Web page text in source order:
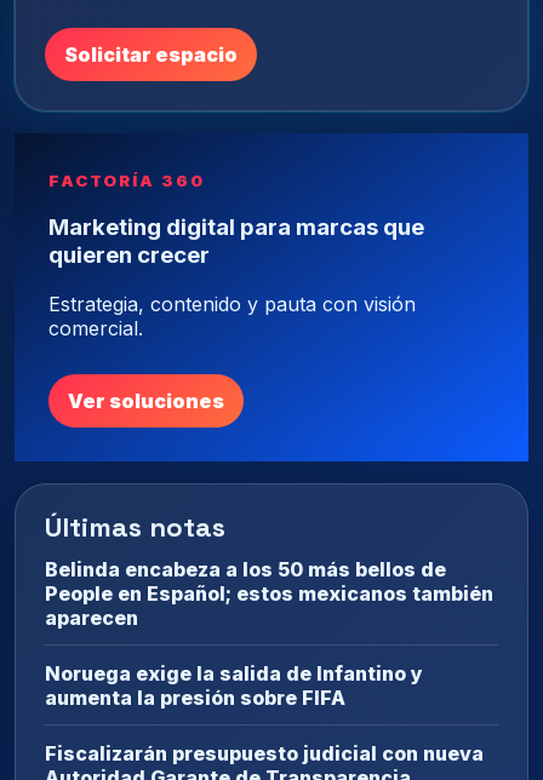
Solicitar espacio
FACTORÍA 360
Marketing digital para marcas que
quieren crecer
Estrategia, contenido y pauta con visión
comercial.
Ver soluciones
Últimas notas
Belinda encabeza a los 50 más bellos de
People en Español; estos mexicanos también
aparecen
Noruega exige la salida de Infantino y
aumenta la presión sobre FIFA
Fiscalizarán presupuesto judicial con nueva